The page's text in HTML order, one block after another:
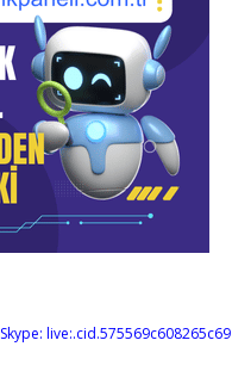
Skype: live:.cid.575569c608265c69